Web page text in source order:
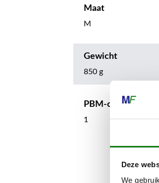
Deze
We
Maat
M
Gewicht
850 g
PBM-categorie
1